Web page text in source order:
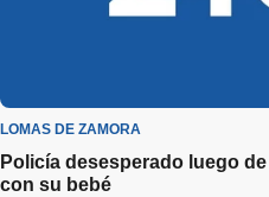
LOMAS DE ZAMORA
Policía desesperado luego
con su bebé